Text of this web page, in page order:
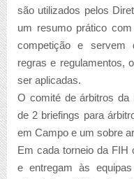
são utilizados pelos
um resumo prático
competição e servem
regras e regulamentos,
ser aplicadas.
O comité de árbitros da
de 2 briefings para
em Campo e um sobre
Em cada torneio da FIH
e entregam às